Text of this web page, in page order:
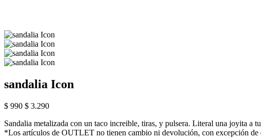
sandalia Icon
$ 990 $ 3.290
Sandalia metalizada con un taco increible, tiras, y pulsera. Literal una joyita a
*Los artículos de OUTLET no tienen cambio ni devolución, con excepción de